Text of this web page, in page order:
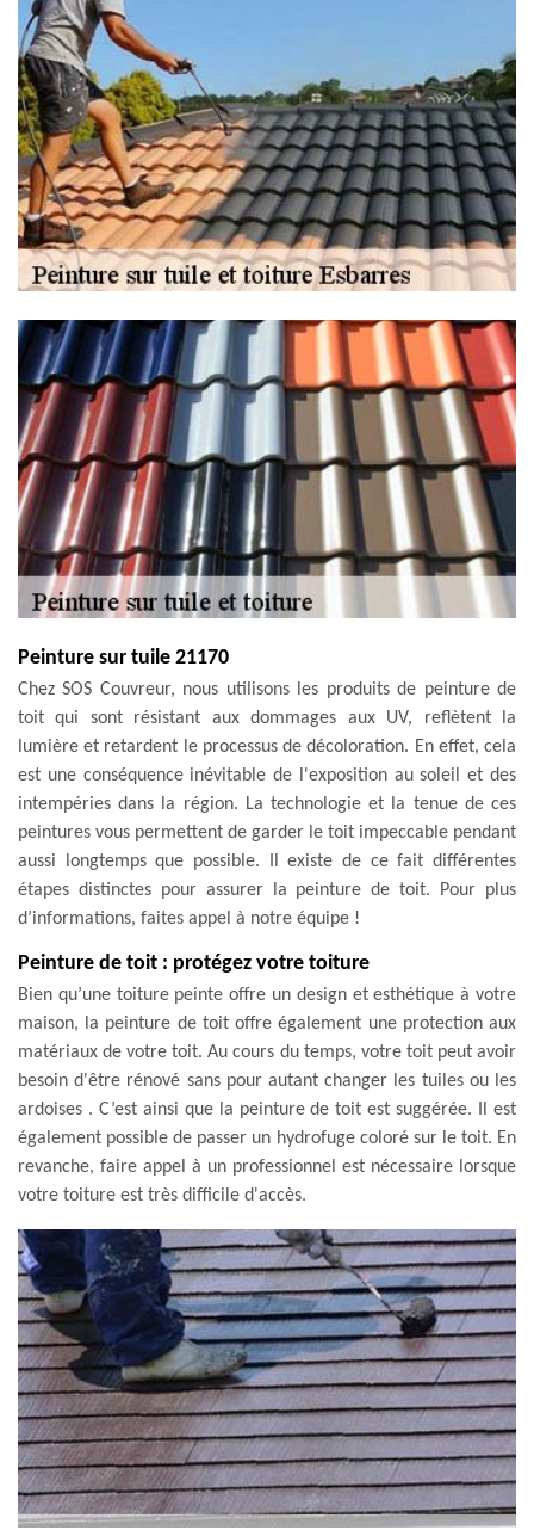
Peinture sur tuile 21170
Chez SOS Couvreur, nous utilisons les produits de peinture de
toit qui sont résistant aux dommages aux UV, reflètent la
lumière et retardent le processus de décoloration. En effet, cela
est une conséquence inévitable de l'exposition au soleil et des
intempéries dans la région. La technologie et la tenue de ces
peintures vous permettent de garder le toit impeccable pendant
aussi longtemps que possible. Il existe de ce fait différentes
étapes distinctes pour assurer la peinture de toit. Pour plus
d’informations, faites appel à notre équipe !
Peinture de toit : protégez votre toiture
Bien qu’une toiture peinte offre un design et esthétique à votre
maison, la peinture de toit offre également une protection aux
matériaux de votre toit. Au cours du temps, votre toit peut avoir
besoin d'être rénové sans pour autant changer les tuiles ou les
ardoises . C’est ainsi que la peinture de toit est suggérée. Il est
également possible de passer un hydrofuge coloré sur le toit. En
revanche, faire appel à un professionnel est nécessaire lorsque
votre toiture est très difficile d'accès.